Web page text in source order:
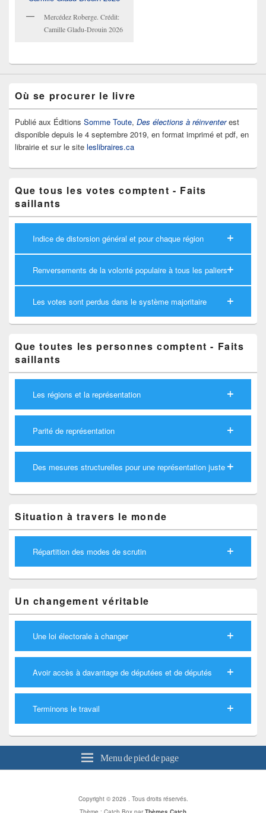
Mercédez Roberge. Crédit:
Camille Gladu-Drouin 2026
Où se procurer le livre
Publié aux Éditions Somme Toute, Des élections à réinventerest
disponible depuis le 4 septembre 2019, en format imprimé et pdf, en
librairie et sur le site leslibraires.ca
Que tous les votes comptent - Faits
saillants
Indice de distorsion général et pour chaque région
Renversements de la volonté populaire à tous les paliers
Les votes sont perdus dans le système majoritaire
Que toutes les personnes comptent - Faits
saillants
Les régions et la représentation
Parité de représentation
Des mesures structurelles pour une représentation juste
Situation à travers le monde
Répartition des modes de scrutin
Un changement véritable
Une loi électorale à changer
Avoir accès à davantage de députées et de députés
Terminons le travail
Menu de pied de page
Copyright © 2026 . Tous droits réservés.